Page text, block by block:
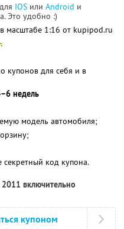
IOS или Android и
Это удобно :)
в масштабе 1:16 от kupipod.ru
купонов для себя и в
недель
модель автомобиля;
секретный код купона.
включительно
купоном